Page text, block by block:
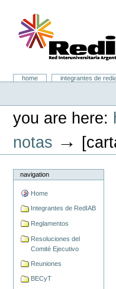
content.
Portal RedIAB
Sectionshome integrantes de
you are here:
notas →
navigation
Home
Integrantes de RedIAB
Reglamentos
Resoluciones del
Comité Ejecutivo
Reuniones
BECyT